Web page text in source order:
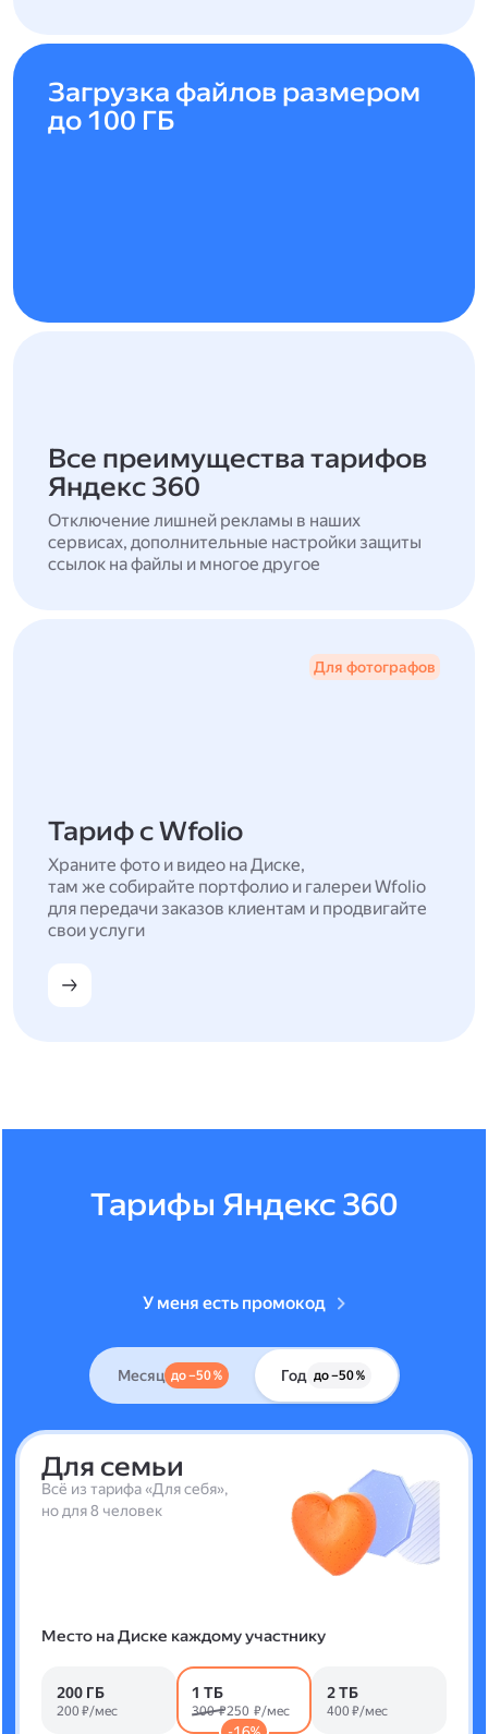
Загрузка файлов размером
до 100 ГБ
Тариф с Wfolio
Храните фото и видео на Диске,
там же собирайте портфолио и галереи Wfolio
для передачи заказов клиентам и продвигайте
свои услуги
Для фотографов
Все преимущества тарифов
Яндекс 360
Отключение лишней рекламы в наших
сервисах, дополнительные настройки защиты
ссылок на файлы и многое другое
Тарифы Яндекс 360
У меня есть промокод
Месяц до –50 % Год до –50 %
Для семьи
Всё из тарифа «Для себя»,
но для 8 человек
Место на Диске каждому участнику
200 ГБ
200 ₽/мес
1 ТБ
300 ₽250 ₽/мес
2 ТБ
400 ₽/мес